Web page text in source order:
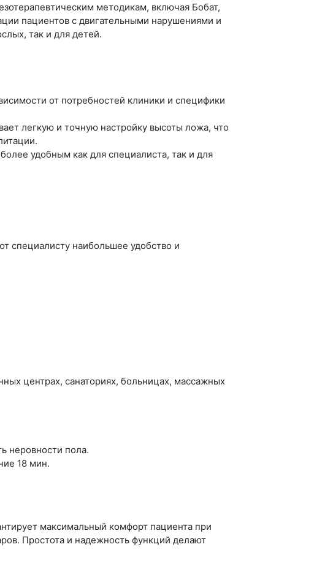
методикам, включая Бобат,
пациентов с двигательными нарушениями и
так и для детей.
от потребностей клиники и специфики
легкую и точную настройку высоты ложа, что
удобным как для специалиста, так и для
специалисту наибольшее удобство и
центрах, санаториях, больницах, массажных
неровности пола.
18 мин.
максимальный комфорт пациента при
Простота и надежность функций делают